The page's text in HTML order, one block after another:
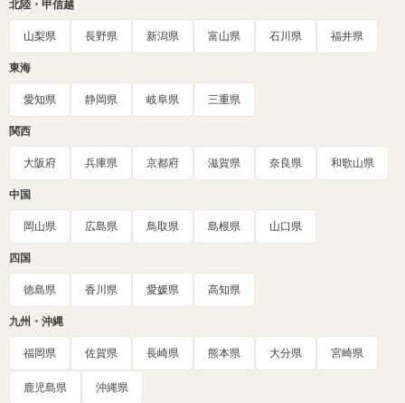
北陸・甲信越
山梨県 長野県 新潟県 富山県 石川県 福井県
東海
愛知県 静岡県 岐阜県 三重県
関西
大阪府 兵庫県 京都府 滋賀県 奈良県 和歌山県
中国
岡山県 広島県 鳥取県 島根県 山口県
四国
徳島県 香川県 愛媛県 高知県
九州・沖縄
福岡県 佐賀県 長崎県 熊本県 大分県 宮崎県
鹿児島県 沖縄県